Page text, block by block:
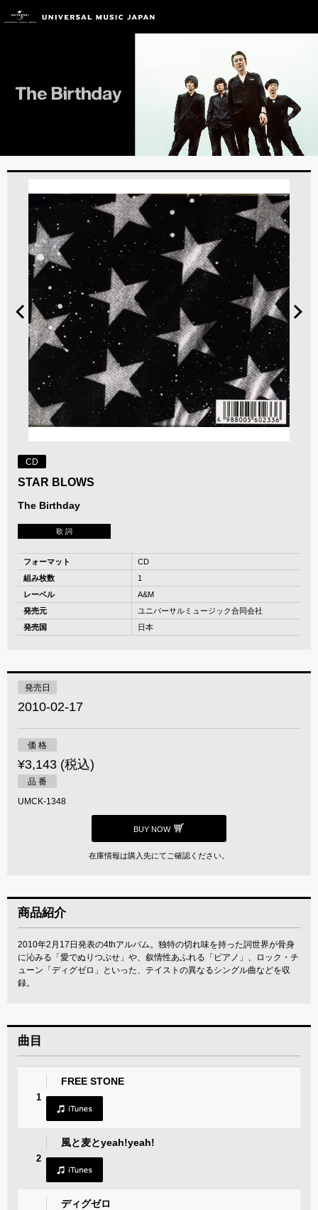
CD
STAR BLOWS
The Birthday
歌 詞
フォーマット
CD
組み枚数
1
レーベル
A&M
発売元
ユニバーサルミュージック合同会社
発売国
日本
発売日
2010-02-17
価 格
¥3,143 (税込)
品 番
UMCK-1348
BUY NOW
在庫情報は購入先にてご確認ください。
商品紹介
2010年2月17日発表の4thアルバム。独特の切れ味を持った詞世界が骨身
に沁みる「愛でぬりつぶせ」や、叙情性あふれる「ピアノ」、ロック・チ
ューン「ディグゼロ」といった、テイストの異なるシングル曲などを収
録。
曲目
1
FREE STONE
2
風と麦とyeah!yeah!
ディグゼロ